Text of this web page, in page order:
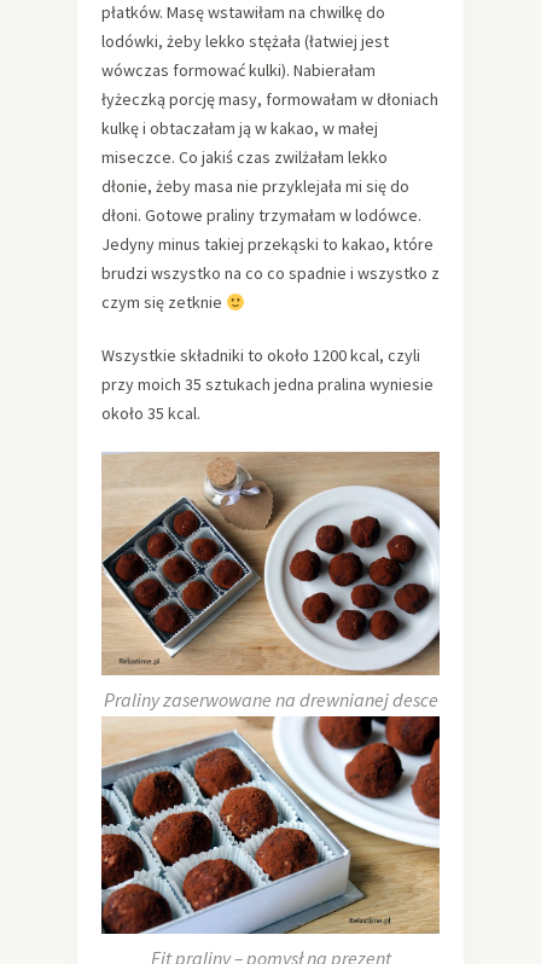
płatków. Masę wstawiłam na chwilkę do
lodówki, żeby lekko stężała (łatwiej jest
wówczas formować kulki). Nabierałam
łyżeczką porcję masy, formowałam w dłoniach
kulkę i obtaczałam ją w kakao, w małej
miseczce. Co jakiś czas zwilżałam lekko
dłonie, żeby masa nie przyklejała mi się do
dłoni. Gotowe praliny trzymałam w lodówce.
Jedyny minus takiej przekąski to kakao, które
brudzi wszystko na co co spadnie i wszystko z
czym się zetknie
Wszystkie składniki to około 1200 kcal, czyli
przy moich 35 sztukach jedna pralina wyniesie
około 35 kcal.
Praliny zaserwowane na drewnianej desce
Fit praliny – pomysł na prezent